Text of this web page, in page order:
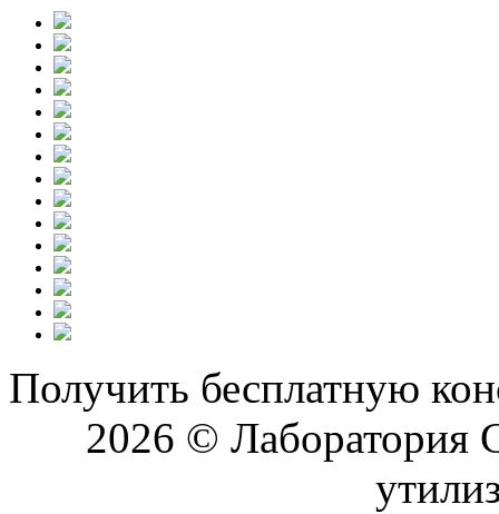
Получить бесплатную
2026 © Лаборатория